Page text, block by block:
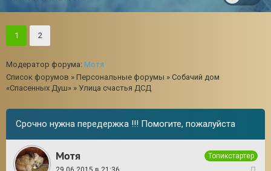
1 2
Модератор форума: Мотя
Список форумов » Персональные форумы » Собачий дом
«Спасенных Душ» » Улица счастья ДСД
Срочно нужна передержка !!! Помогите, пожалуйста
Мотя
Топикстартер